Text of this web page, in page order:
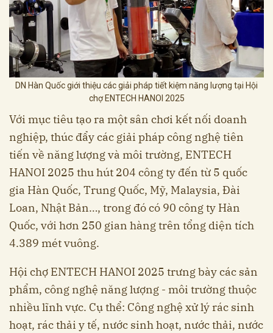
DN Hàn Quốc giới thiệu các giải pháp tiết kiệm năng lượng tại Hội
chợ ENTECH HANOI 2025
Với mục tiêu tạo ra một sân chơi kết nối doanh
nghiệp, thúc đẩy các giải pháp công nghệ tiên
tiến về năng lượng và môi trường, ENTECH
HANOI 2025 thu hút 204 công ty đến từ 5 quốc
gia Hàn Quốc, Trung Quốc, Mỹ, Malaysia, Đài
Loan, Nhật Bản…, trong đó có 90 công ty Hàn
Quốc, với hơn 250 gian hàng trên tổng diện tích
4.389 mét vuông.
Hội chợ ENTECH HANOI 2025 trưng bày các sản
phẩm, công nghệ năng lượng - môi trường thuộc
nhiều lĩnh vực. Cụ thể: Công nghệ xử lý rác sinh
hoạt, rác thải y tế, nước sinh hoạt, nước thải, nước